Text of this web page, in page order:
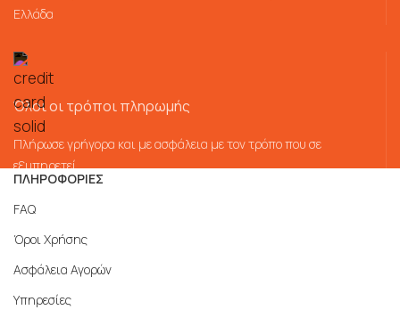
Ελλάδα
Όλοι οι τρόποι πληρωμής
Πλήρωσε γρήγορα και με ασφάλεια με τον τρόπο που σε
εξυπηρετεί
ΠΛΗΡΟΦΟΡΙΕΣ
FAQ
Όροι Χρήσης
Ασφάλεια Αγορών
Υπηρεσίες